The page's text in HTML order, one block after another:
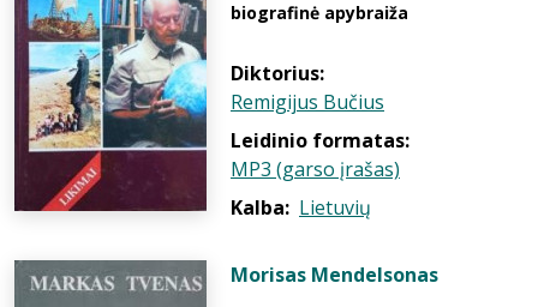
biografinė apybraiža
Diktorius:
Remigijus Bučius
Leidinio formatas:
MP3 (garso įrašas)
Kalba: Lietuvių
Morisas Mendelsonas